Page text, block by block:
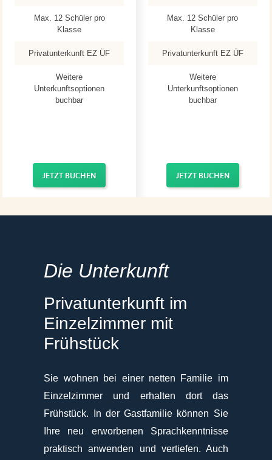
Max. 12 Schüler pro
Klasse
Privatunterkunft EZ ÜF
Weitere
Unterkunftsoptionen
buchbar
JETZT BUCHEN
Max. 12 Schüler pro
Klasse
Privatunterkunft EZ ÜF
Weitere
Unterkunftsoptionen
buchbar
JETZT BUCHEN
Die Unterkunft
Privatunterkunft im
Einzelzimmer mit
Frühstück
Sie wohnen bei einer netten Familie im
Einzelzimmer und erhalten dort das
Frühstück. In der Gastfamilie können Sie
Ihre neu erworbenen Sprachkenntnisse
praktisch anwenden und vertiefen. Auch